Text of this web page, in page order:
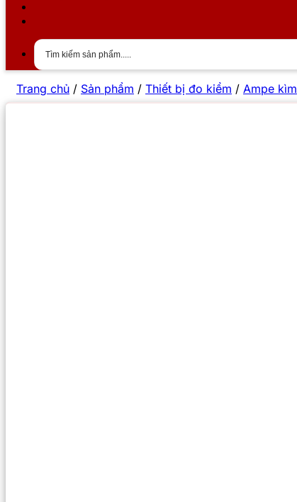
Trang chủ / Sản phẩm / Thiết bị đo kiểm / Ampe kìm